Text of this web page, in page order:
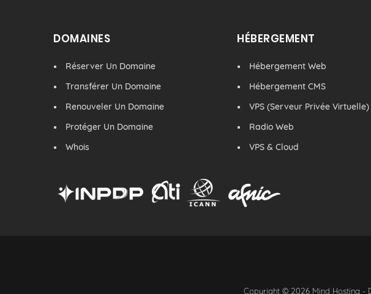
DOMAINES
Réserver Un Domaine
Transférer Un Domaine
Renouveler Un Domaine
Protéger Un Domaine
Whois
HÉBERGEMENT
Hébergement Web
Hébergement CMS
VPS (Serveur Privée Virtuelle)
Radio Web
VPS & Cloud
Copyright © 2026 Mind Hosting -